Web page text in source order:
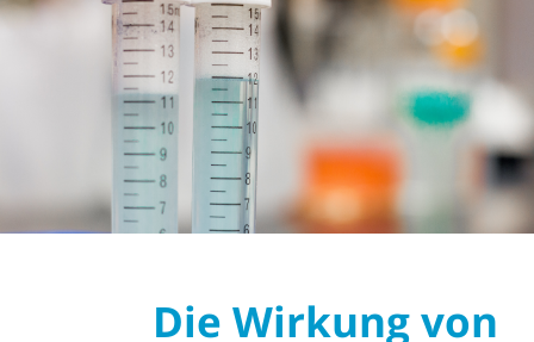
Die Wirkung von